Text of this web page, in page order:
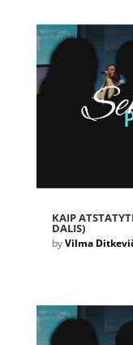
KAIP
DALIS)
byVilma